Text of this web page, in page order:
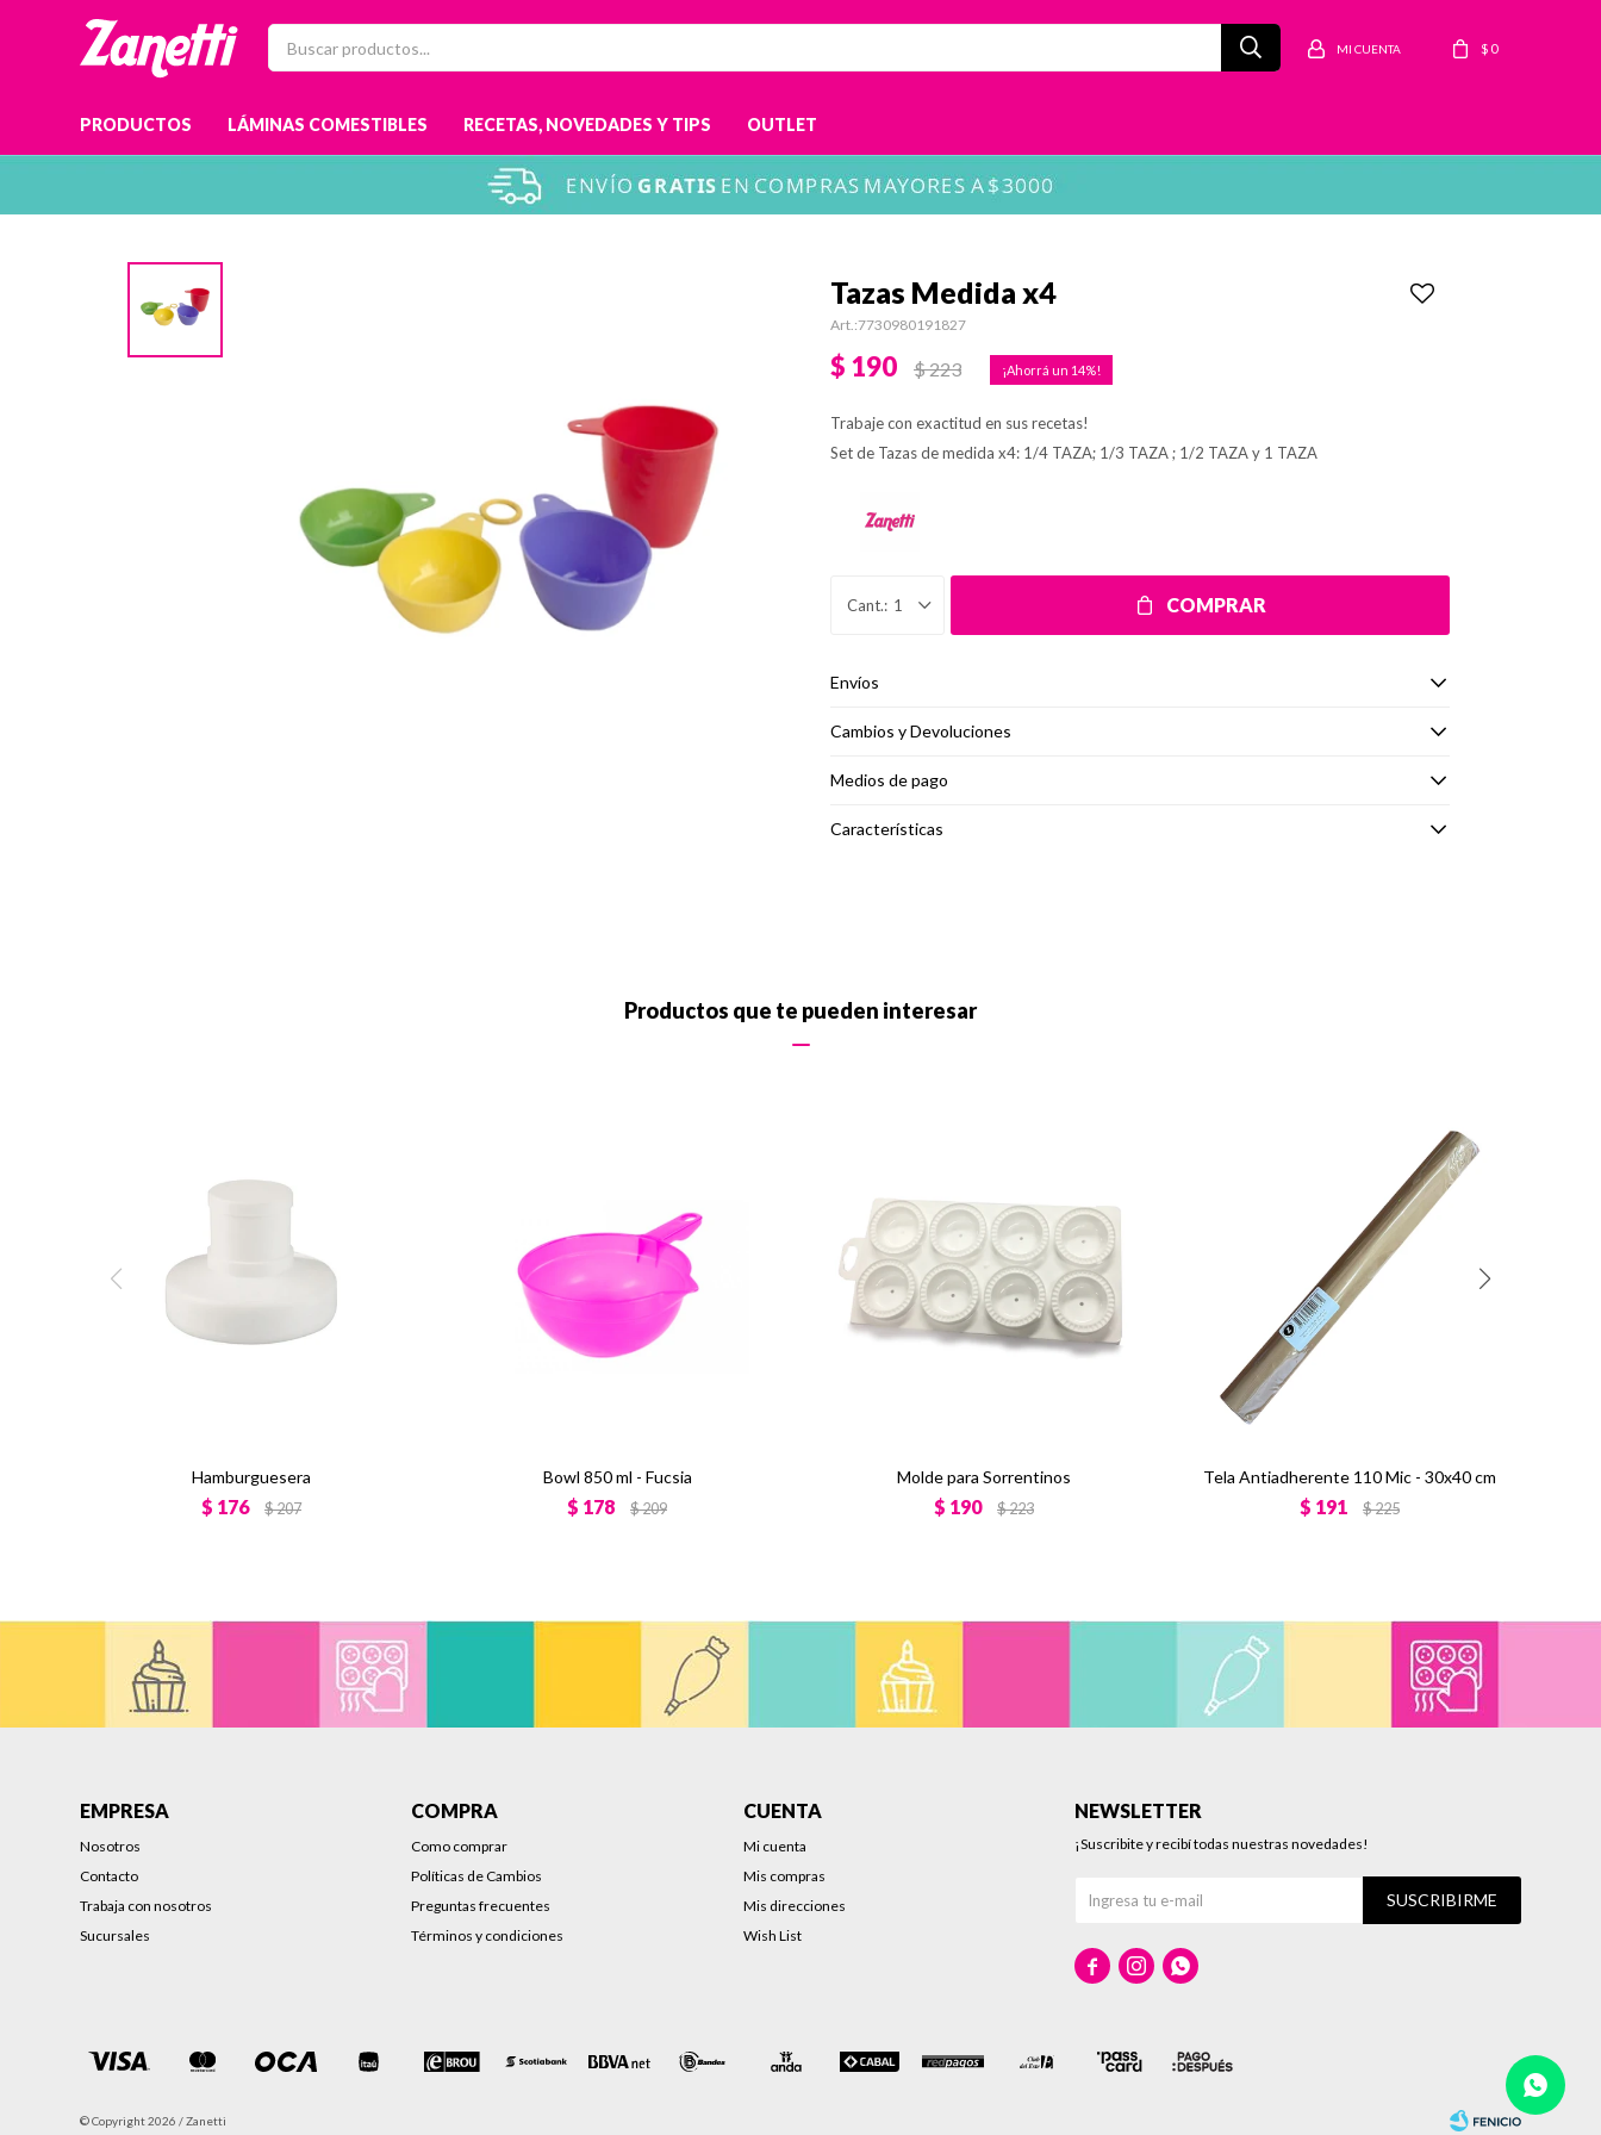
PRODUCTOS LÁMINAS COMESTIBLES RECETAS, NOVEDADES Y TIPS OUTLET
$ 0
Tazas Medida x4
7730980191827
$ 190 $223 14
Trabaje con exactitud en sus recetas!
Set de Tazas de medida x4: 1/4 TAZA; 1/3 TAZA ; 1/2 TAZA y 1 TAZA
1 COMPRAR
Envíos
Cambios y Devoluciones
Medios de pago
Características
Productos que te pueden interesar
Hamburguesera
$ 176 $207
Bowl 850 ml - Fucsia
$ 178 $209
Molde para Sorrentinos
$ 190 $223
Tela Antiadherente 110 Mic - 30x40 cm
$ 191 $225
EMPRESA
Nosotros
Contacto
Trabaja con nosotros
Sucursales
COMPRA
Como comprar
Políticas de Cambios
Preguntas frecuentes
Términos y condiciones
CUENTA
Mi cuenta
Mis compras
Mis direcciones
Wish List
NEWSLETTER
¡Suscribite y recibí todas nuestras novedades!
SUSCRIBIRME
  
© Copyright 2026 / Zanetti